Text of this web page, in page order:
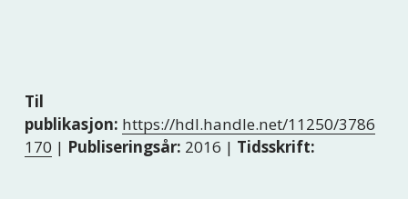
Til
publikasjon: https://hdl.handle.net/11250/3786
170 | Publiseringsår: 2016 | Tidsskrift: